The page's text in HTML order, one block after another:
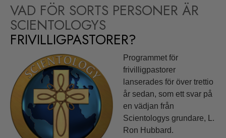
VAD FÖR SORTS PERSONER ÄR
SCIENTOLOGYS
FRIVILLIGPASTORER?
Programmet för
frivilligpastorer
lanserades för över trettio
år sedan, som ett svar på
en vädjan från
Scientologys grundare, L.
Ron Hubbard.